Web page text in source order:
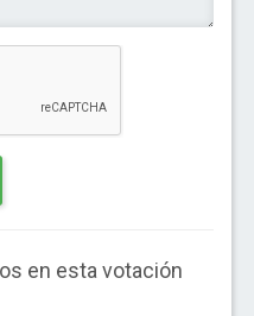
en esta votación